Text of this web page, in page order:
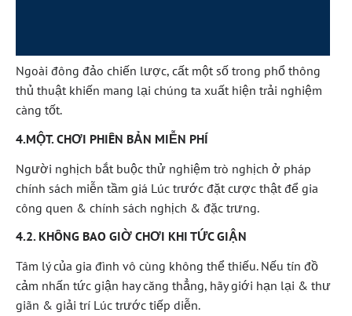
Ngoài đông đảo chiến lược, cất một số trong phổ thông
thủ thuật khiến mang lại chúng ta xuất hiện trải nghiệm
càng tốt.
4.MỘT. CHƠI PHIÊN BẢN MIỄN PHÍ
Người nghịch bắt buộc thử nghiệm trò nghịch ở pháp
chính sách miễn tầm giá Lúc trước đặt cược thật để gia
công quen & chính sách nghịch & đặc trưng.
4.2. KHÔNG BAO GIỜ CHƠI KHI TỨC GIẬN
Tâm lý của gia đình vô cùng không thể thiếu. Nếu tín đồ
cảm nhấn tức giận hay căng thẳng, hãy giới hạn lại & thư
giãn & giải trí Lúc trước tiếp diễn.